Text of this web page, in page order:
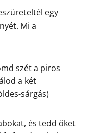
egy
Mi a
szét a piros
a két
sárgás)
és tedd őket